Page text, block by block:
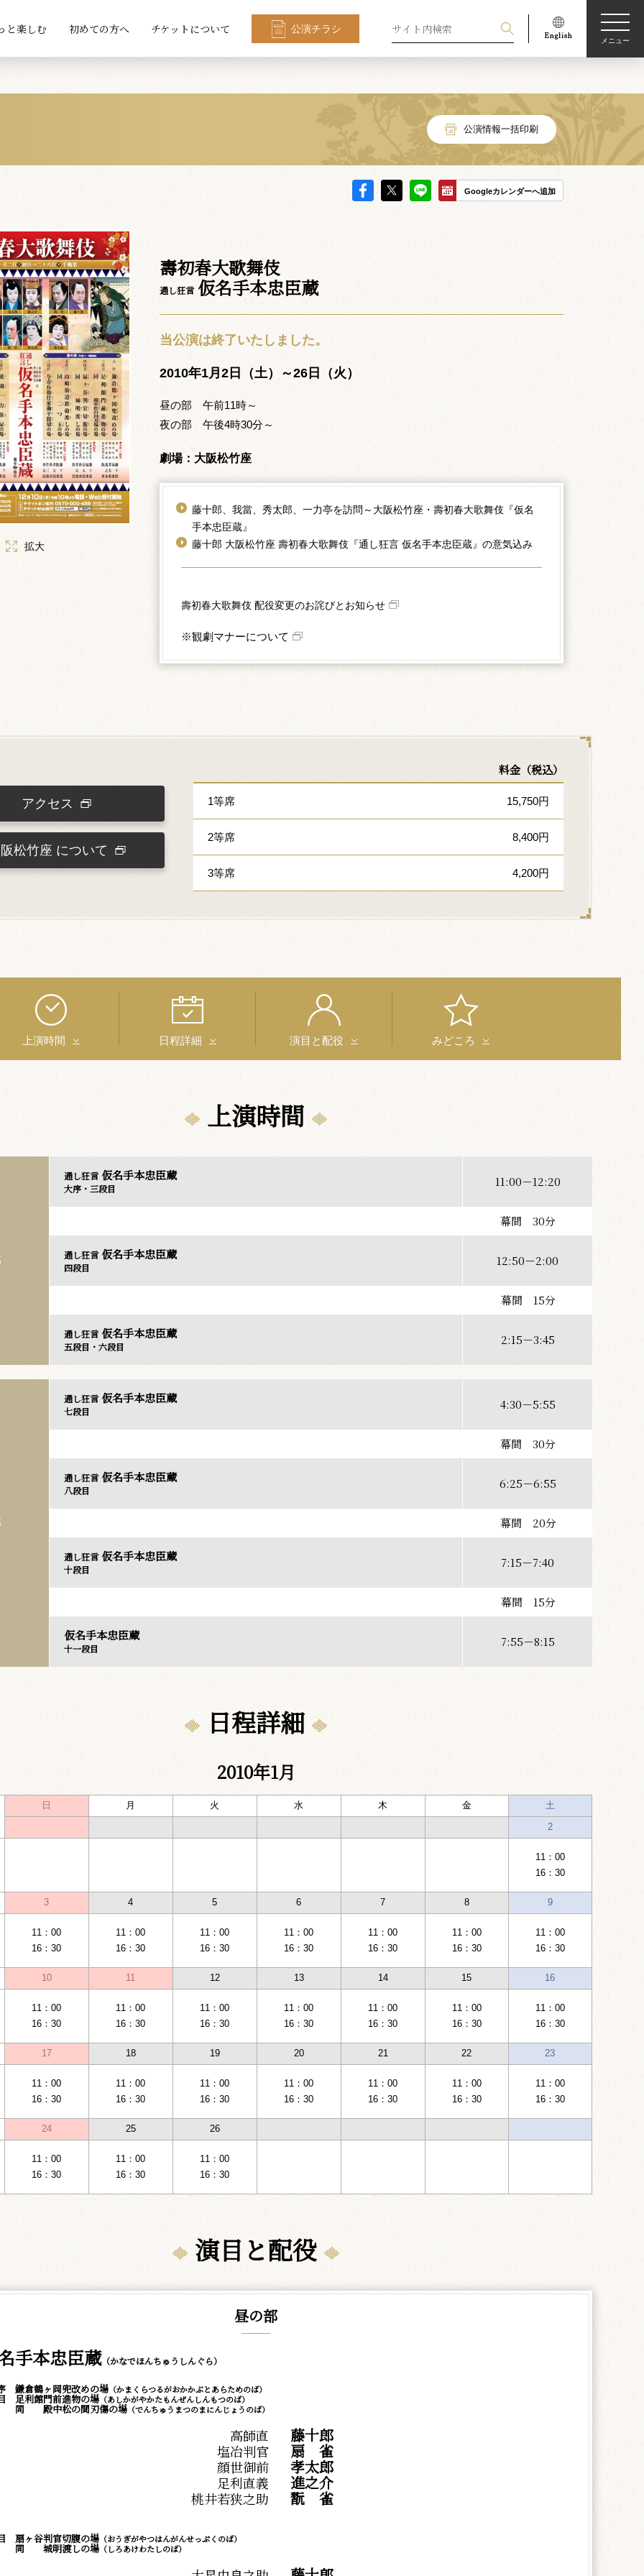
と楽しむ 初めての方へ チケットについて 公演チラシ
メニュー
公演情報一括印刷
Googleカレンダーへ追加
拡大
壽初春大歌舞伎
通し狂言 仮名手本忠臣蔵
当公演は終了いたしました。
2010年1月2日（土）～26日（火）
昼の部 午前11時～
夜の部 午後4時30分～
劇場：大阪松竹座
藤十郎、我當、秀太郎、一力亭を訪問～大阪松竹座・壽初春大歌舞伎『仮名
手本忠臣蔵』
藤十郎 大阪松竹座 壽初春大歌舞伎『通し狂言 仮名手本忠臣蔵』の意気込み
壽初春大歌舞伎 配役変更のお詫びとお知らせ
※観劇マナーについて
料金（税込）
1等席 15,750円
2等席 8,400円
3等席 4,200円
アクセス
松竹座 について
上演時間 日程詳細 演目と配役 みどころ
上演時間
通し狂言仮名手本忠臣蔵
大序・三段目 11:00－12:20
幕間 30分
通し狂言仮名手本忠臣蔵
四段目 12:50－2:00
幕間 15分
通し狂言仮名手本忠臣蔵
五段目・六段目 2:15－3:45
通し狂言仮名手本忠臣蔵
七段目 4:30－5:55
幕間 30分
通し狂言仮名手本忠臣蔵
八段目 6:25－6:55
幕間 20分
通し狂言仮名手本忠臣蔵
十段目 7:15－7:40
幕間 15分
仮名手本忠臣蔵
十一段目 7:55－8:15
日程詳細
2010年1月
日 月 火 水 木 金
土
2
11：00
16：30
3 4 5 6 7 8 9
11：00
16：30
11：00
16：30
11：00
16：30
11：00
16：30
11：00
16：30
11：00
16：30
11：00
16：30
10 11 12 13 14 15 16
11：00
16：30
11：00
16：30
11：00
16：30
11：00
16：30
11：00
16：30
11：00
16：30
11：00
16：30
17 18 19 20 21 22 23
11：00
16：30
11：00
16：30
11：00
16：30
11：00
16：30
11：00
16：30
11：00
16：30
11：00
16：30
24 25 26
11：00
16：30
11：00
16：30
11：00
16：30
演目と配役
昼の部
手本忠臣蔵（かなでほんちゅうしんぐら）
鎌倉鶴ヶ岡兜改めの場（かまくらつるがおかかぶとあらためのば）
足利館門前進物の場（あしかがやかたもんぜんしんもつのば）
中松の間刃傷の場（でんちゅうまつのまにんじょうのば）
高師直
塩冶判官
顔世御前
足利直義
桃井若狭之助
藤十郎
扇 雀
孝太郎
進之介
翫 雀
扇ヶ谷判官切腹の場（おうぎがやつはんがんせっぷくのば）
明渡しの場（しろあけわたしのば）